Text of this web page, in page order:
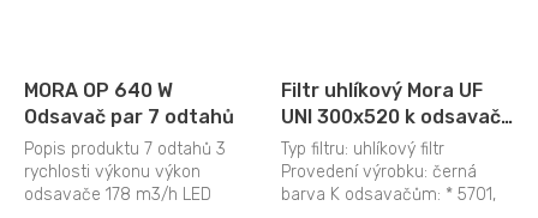
MORA OP 640 W
Odsavač par 7 odtahů
Popis produktu 7 odtahů 3
rychlosti výkonu výkon
odsavače 178 m3/h LED
Filtr uhlíkový Mora UF
UNI 300x520 k odsavači
5701,5702,5711,5710,5717
(851656)
Typ filtru: uhlíkový filtr
Provedení výrobku: černá
barva K odsavačům: * 5701,